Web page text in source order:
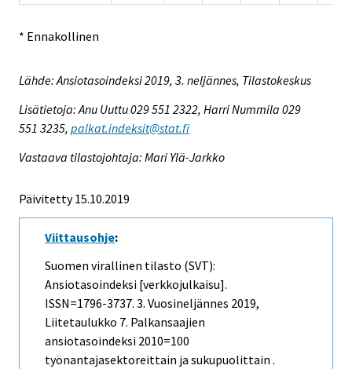
* Ennakollinen
Lähde: Ansiotasoindeksi 2019, 3. neljännes, Tilastokeskus
Lisätietoja: Anu Uuttu 029 551 2322, Harri Nummila 029
551 3235, palkat.indeksit@stat.fi
Vastaava tilastojohtaja: Mari Ylä-Jarkko
Päivitetty 15.10.2019
Viittausohje:
Suomen virallinen tilasto (SVT):
Ansiotasoindeksi [verkkojulkaisu].
ISSN=1796-3737. 3. Vuosineljännes 2019,
Liitetaulukko 7. Palkansaajien
ansiotasoindeksi 2010=100
työnantajasektoreittain ja sukupuolittain .